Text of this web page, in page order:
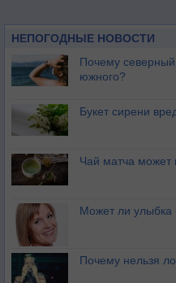
НЕПОГОДНЫЕ НОВОСТИ
Почему северный
южного?
Букет сирени
Чай матча может
Может ли улыбка
Почему нельзя